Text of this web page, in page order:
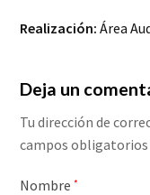
Realización: Área
Deja un
Tu dirección de
campos
Nombre*